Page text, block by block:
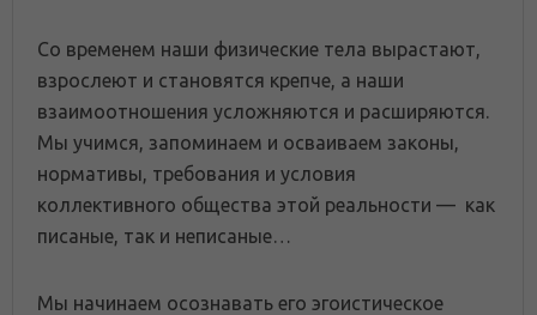
Со временем наши физические тела вырастают,
взрослеют и становятся крепче, а наши
взаимоотношения усложняются и расширяются.
Мы учимся, запоминаем и осваиваем законы,
нормативы, требования и условия
коллективного общества этой реальности — как
писаные, так и неписаные…
Мы начинаем осознавать его эгоистическое